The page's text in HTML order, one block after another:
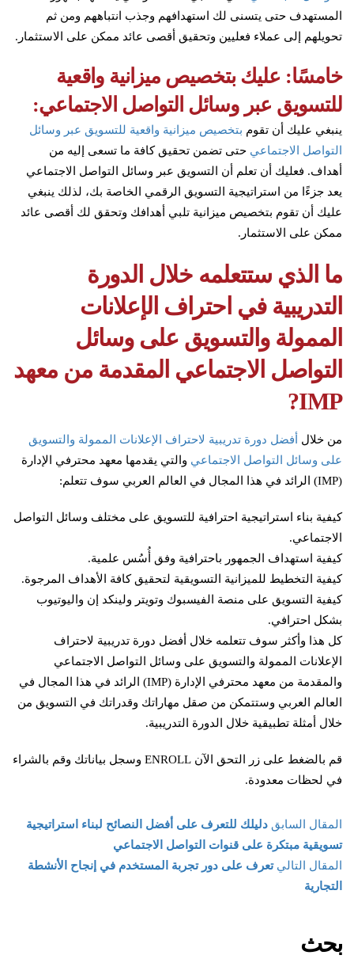
المستهدف حتى يتسنى لك استهدافهم وجذب انتباههم ومن ثم
تحويلهم إلى عملاء فعليين وتحقيق أقصى عائد ممكن على الاستثمار.
خامسًا: عليك بتخصيص ميزانية واقعية
للتسويق عبر وسائل التواصل الاجتماعي:
ينبغي عليك أن تقوم بتخصيص ميزانية واقعية للتسويق عبر وسائل
التواصل الاجتماعي حتى تضمن تحقيق كافة ما تسعى إليه من
أهداف. فعليك أن تعلم أن التسويق عبر وسائل التواصل الاجتماعي
يعد جزءًا من استراتيجية التسويق الرقمي الخاصة بك، لذلك ينبغي
عليك أن تقوم بتخصيص ميزانية تلبي أهدافك وتحقق لك أقصى عائد
ممكن على الاستثمار.
ما الذي ستتعلمه خلال الدورة
التدريبية في احتراف الإعلانات
الممولة والتسويق على وسائل
التواصل الاجتماعي المقدمة من معهد
IMP?
من خلال
أفضل دورة تدريبية لاحتراف الإعلانات الممولة والتسويق
على وسائل التواصل الاجتماعي والتي يقدمها معهد محترفي الإدارة
(IMP) الرائد في هذا المجال في العالم العربي سوف تتعلم:
كيفية بناء استراتيجية احترافية للتسويق على مختلف وسائل التواصل
الاجتماعي.
كيفية استهداف الجمهور باحترافية وفق أُسُس علمية.
كيفية التخطيط للميزانية التسويقية لتحقيق كافة الأهداف المرجوة.
كيفية التسويق على منصة الفيسبوك وتويتر ولينكد إن واليوتيوب
بشكل احترافي.
كل هذا وأكثر سوف تتعلمه خلال أفضل دورة تدريبية لاحتراف
الإعلانات الممولة والتسويق على وسائل التواصل الاجتماعي
والمقدمة من معهد محترفي الإدارة (IMP) الرائد في هذا المجال في
العالم العربي وستتمكن من صقل مهاراتك وقدراتك في التسويق من
خلال أمثلة تطبيقية خلال الدورة التدريبية.
قم بالضغط على زر التحق الآن ENROLL وسجل بياناتك وقم بالشراء
في لحظات معدودة.
المقال السابق دليلك للتعرف على أفضل النصائح لبناء استراتيجية
تسويقية مبتكرة على قنوات التواصل الاجتماعي
المقال التاليتعرف على دور تجربة المستخدم في إنجاح الأنشطة
التجارية
بحث